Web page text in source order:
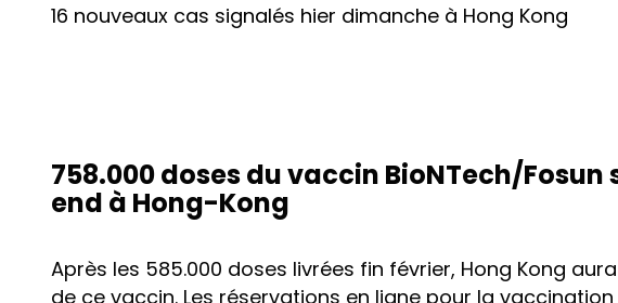
16 nouveaux cas signalés hier dimanche à Hong Kong
758.000 doses du vaccin BioNTech/
end à Hong-Kong
Après les 585.000 doses livrées fin février, Hong Kong
de ce vaccin. Les réservations en ligne pour la